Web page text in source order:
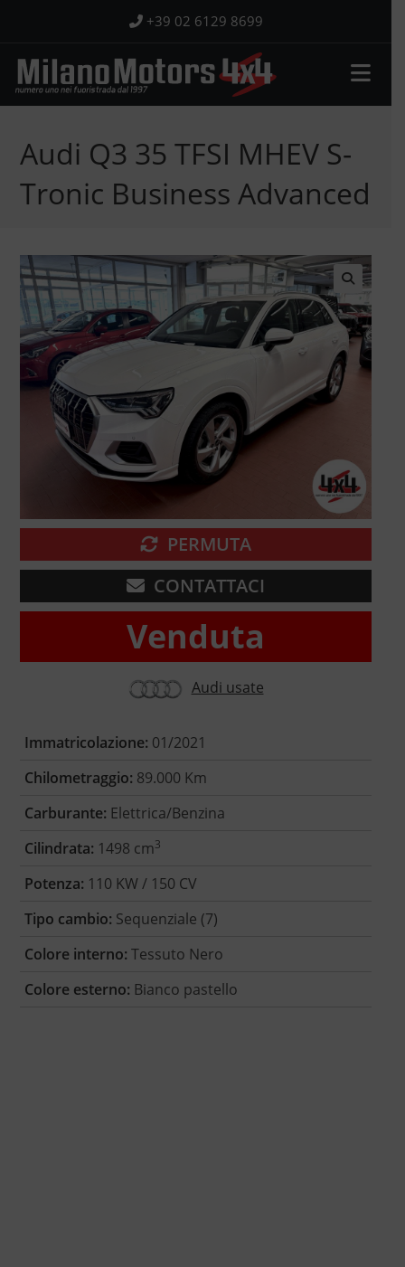
contenuto
+39 02 6129 8699
Audi Q3 35 TFSI MHEV S-
Tronic Business Advanced
🔍
PERMUTA
CONTATTACI
Venduta
Audi usate
Immatricolazione: 01/2021
Chilometraggio: 89.000 Km
Carburante: Elettrica/Benzina
Cilindrata: 1498 cm3
Potenza: 110 KW / 150 CV
Tipo cambio: Sequenziale (7)
Colore interno: Tessuto Nero
Colore esterno: Bianco pastello